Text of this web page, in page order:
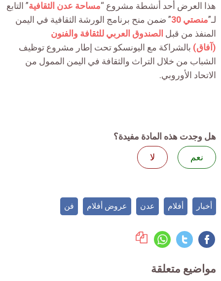
هذا العرض أحد أنشطة مشروع “مساحة عدن الثقافية” التابع
لـ”منصتي 30
” ضمن منح برنامج الورشة الثقافية في اليمن
المنفذ من قبل الصندوق العربي للثقافة والفنون
(آفاق) بالشراكة مع اليونسكو تحت إطار مشروع توظيف
الشباب من خلال التراث والثقافة في اليمن الممول من
الاتحاد الأوروبي.
هل وجدت هذه المادة مفيدة؟
نعم
لا
أخبار أفلام عدن عروض أفلام فن
مواضيع متعلقة